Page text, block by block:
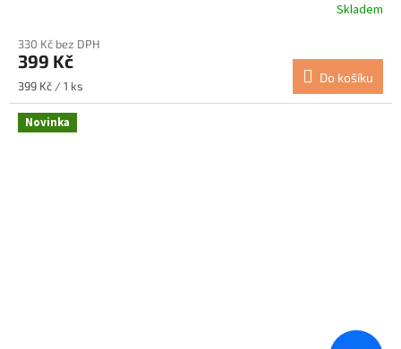
Skladem
330 Kč bez DPH
399 Kč
Měrná
cena:
399 Kč / 1 ks
Do košíku
Novinka